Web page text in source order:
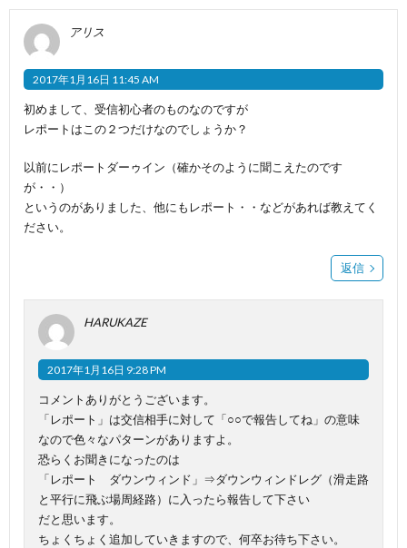
アリス
2017年1月16日 11:45 AM
初めまして、受信初心者のものなのですが
レポートはこの２つだけなのでしょうか？
以前にレポートダーゥイン（確かそのように聞こえたのです
が・・）
というのがありました、他にもレポート・・などがあれば教えてく
ださい。
返信
HARUKAZE
2017年1月16日 9:28 PM
コメントありがとうございます。
「レポート」は交信相手に対して「○○で報告してね」の意味
なので色々なパターンがありますよ。
恐らくお聞きになったのは
「レポート ダウンウィンド」⇒ダウンウィンドレグ（滑走路
と平行に飛ぶ場周経路）に入ったら報告して下さい
だと思います。
ちょくちょく追加していきますので、何卒お待ち下さい。